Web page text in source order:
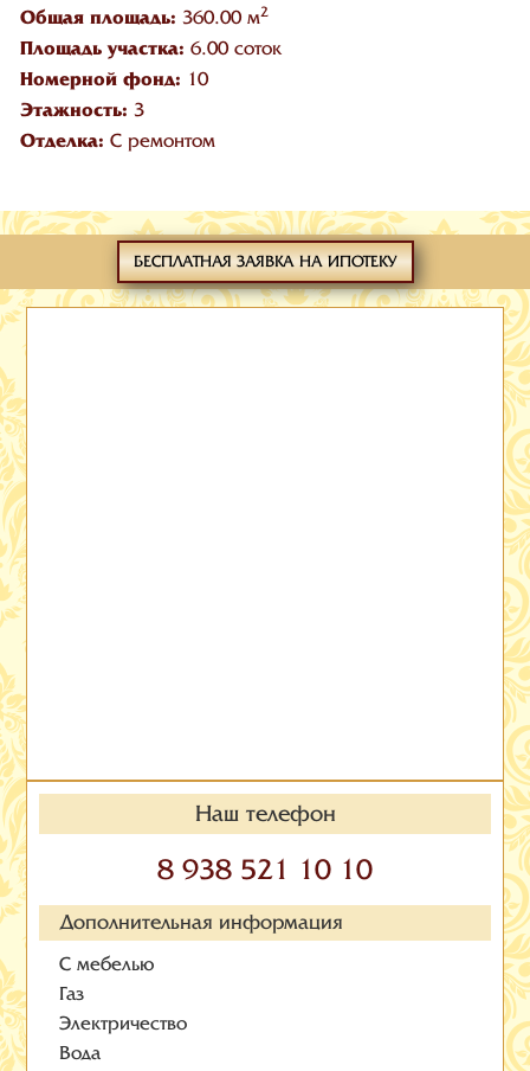
Общая площадь: 360.00 м2
Площадь участка: 6.00 соток
Номерной фонд: 10
Этажность: 3
Отделка: С ремонтом
БЕСПЛАТНАЯ ЗАЯВКА НА ИПОТЕКУ
Наш телефон
8 938 521 10 10
Дополнительная информация
С мебелью
Газ
Электричество
Вода